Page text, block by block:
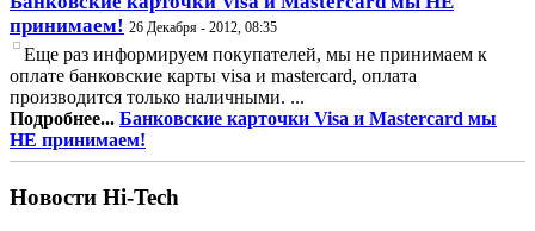
принимаем! 26 Декабря - 2012, 08:35
Еще раз информируем покупателей, мы не принимаем к
оплате банковские карты visa и mastercard, оплата
производится только наличными. ...
Подробнее... Банковские карточки Visa и Mastercard мы
НЕ принимаем!
Новости Hi-Tech